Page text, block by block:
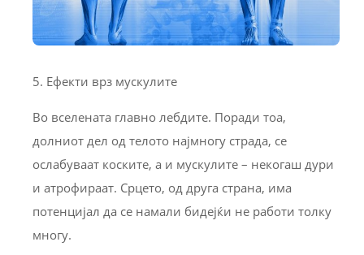
5. Ефекти врз мускулите
Во вселената главно лебдите. Поради тоа,
долниот дел од телото најмногу страда, се
ослабуваат коските, а и мускулите – некогаш дури
и атрофираат. Срцето, од друга страна, има
потенцијал да се намали бидејќи не работи толку
многу.